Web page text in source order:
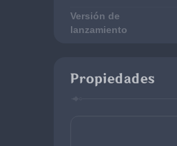
Versión de
lanzamiento
Propiedades